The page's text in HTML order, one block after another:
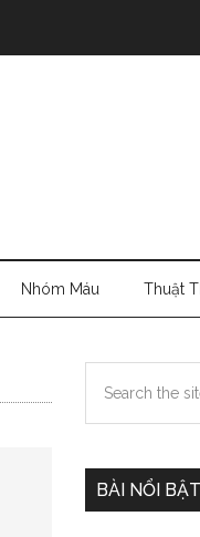
Nhóm Máu Thuật
the
BÀI NỔI BẬT